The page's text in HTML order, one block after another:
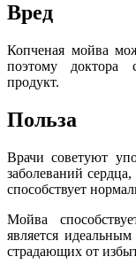
Вред
Копченая мойва
поэтому доктора
продукт.
Польза
Врачи советуют
заболеваний
способствует
Мойва
является
страдающих от